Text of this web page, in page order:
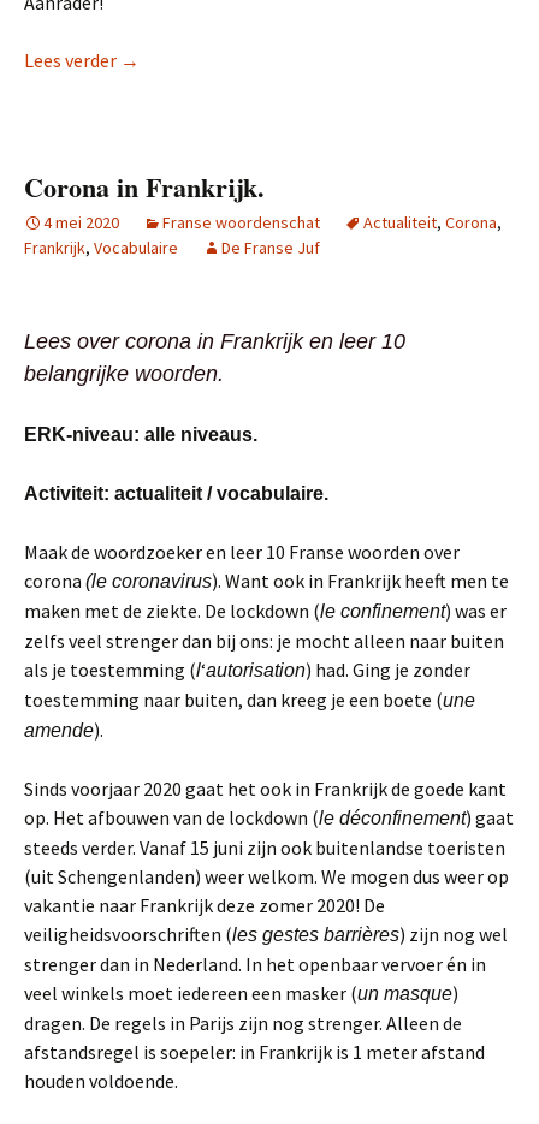
Lees verder Bijzonder prentenboek: Je m’appelle Mercy
→
Corona in Frankrijk.
4 mei 2020 Franse woordenschat Actualiteit, Corona,
Frankrijk, Vocabulaire De Franse Juf
Lees over corona in Frankrijk en leer 10
belangrijke woorden.
ERK-niveau: alle niveaus.
Activiteit: actualiteit / vocabulaire.
Maak de woordzoeker en leer 10 Franse woorden over
corona (le coronavirus). Want ook in Frankrijk heeft men te
maken met de ziekte. De lockdown (le confinement) was er
zelfs veel strenger dan bij ons: je mocht alleen naar buiten
als je toestemming (l‘autorisation) had. Ging je zonder
toestemming naar buiten, dan kreeg je een boete (une
amende).
Sinds voorjaar 2020 gaat het ook in Frankrijk de goede kant
op. Het afbouwen van de lockdown (le déconfinement) gaat
steeds verder. Vanaf 15 juni zijn ook buitenlandse toeristen
(uit Schengenlanden) weer welkom. We mogen dus weer op
vakantie naar Frankrijk deze zomer 2020! De
veiligheidsvoorschriften (les gestes barrières) zijn nog wel
strenger dan in Nederland. In het openbaar vervoer én in
veel winkels moet iedereen een masker (un masque)
dragen. De regels in Parijs zijn nog strenger. Alleen de
afstandsregel is soepeler: in Frankrijk is 1 meter afstand
houden voldoende.